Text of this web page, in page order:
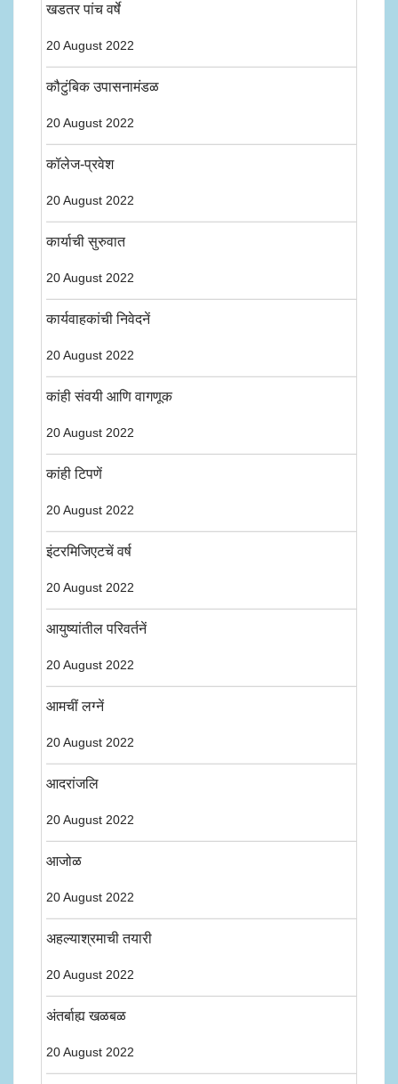
खडतर पांच वर्षे
20 August 2022
कौटुंबिक उपासनामंडळ
20 August 2022
कॉलेज-प्रवेश
20 August 2022
कार्याची सुरुवात
20 August 2022
कार्यवाहकांची निवेदनें
20 August 2022
कांही संवयी आणि वागणूक
20 August 2022
कांही टिपणें
20 August 2022
इंटरमिजिएटचें वर्ष
20 August 2022
आयुष्यांतील परिवर्तनें
20 August 2022
आमचीं लग्नें
20 August 2022
आदरांजलि
20 August 2022
आजोळ
20 August 2022
अहल्याश्रमाची तयारी
20 August 2022
अंतर्बाह्य खळबळ
20 August 2022